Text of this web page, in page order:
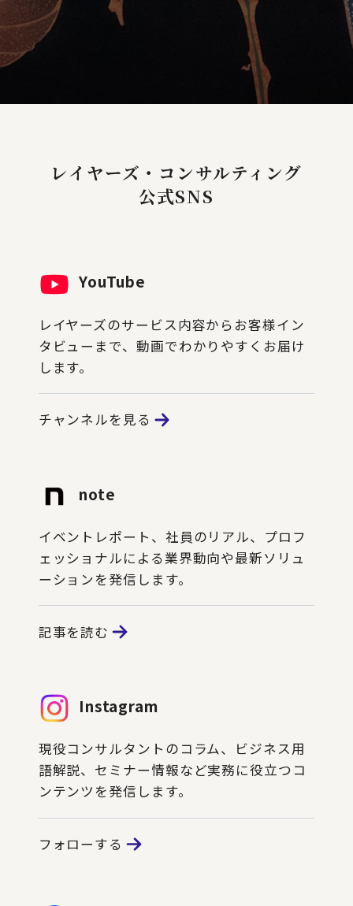
レイヤーズ・コンサルティング
公式SNS
YouTube
レイヤーズのサービス内容からお客様イン
タビューまで、動画でわかりやすくお届け
します。
チャンネルを見る
note
イベントレポート、社員のリアル、プロフ
ェッショナルによる業界動向や最新ソリュ
ーションを発信します。
記事を読む
Instagram
現役コンサルタントのコラム、ビジネス用
語解説、セミナー情報など実務に役立つコ
ンテンツを発信します。
フォローする